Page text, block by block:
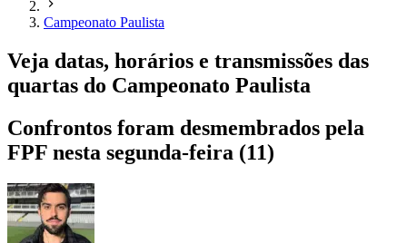
Campeonato Paulista
Veja datas, horários e transmissões das
quartas do Campeonato Paulista
Confrontos foram desmembrados pela
FPF nesta segunda-feira (11)